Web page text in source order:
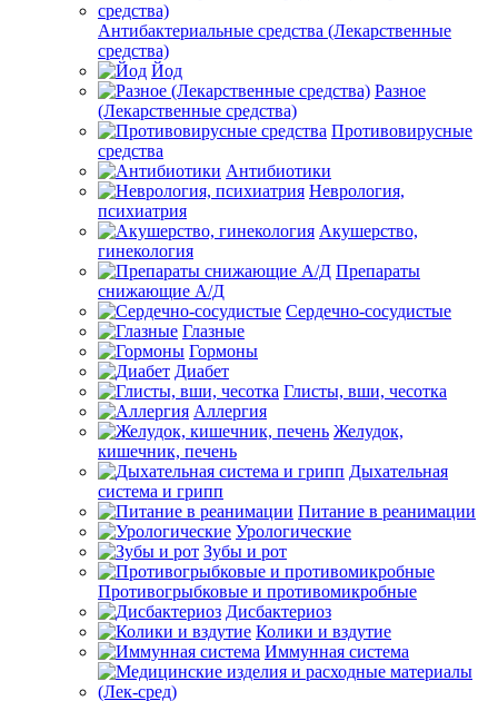
Антибактериальные средства (Лекарственные
средства)
Йод
Разное
(Лекарственные средства)
Противовирусные
средства
Антибиотики
Неврология,
психиатрия
Акушерство,
гинекология
Препараты
снижающие А/Д
Сердечно-сосудистые
Глазные
Гормоны
Диабет
Глисты, вши, чесотка
Аллергия
Желудок,
кишечник, печень
Дыхательная
система и грипп
Питание в реанимации
Урологические
Зубы и рот
Противогрыбковые и противомикробные
Дисбактериоз
Колики и вздутие
Иммунная система